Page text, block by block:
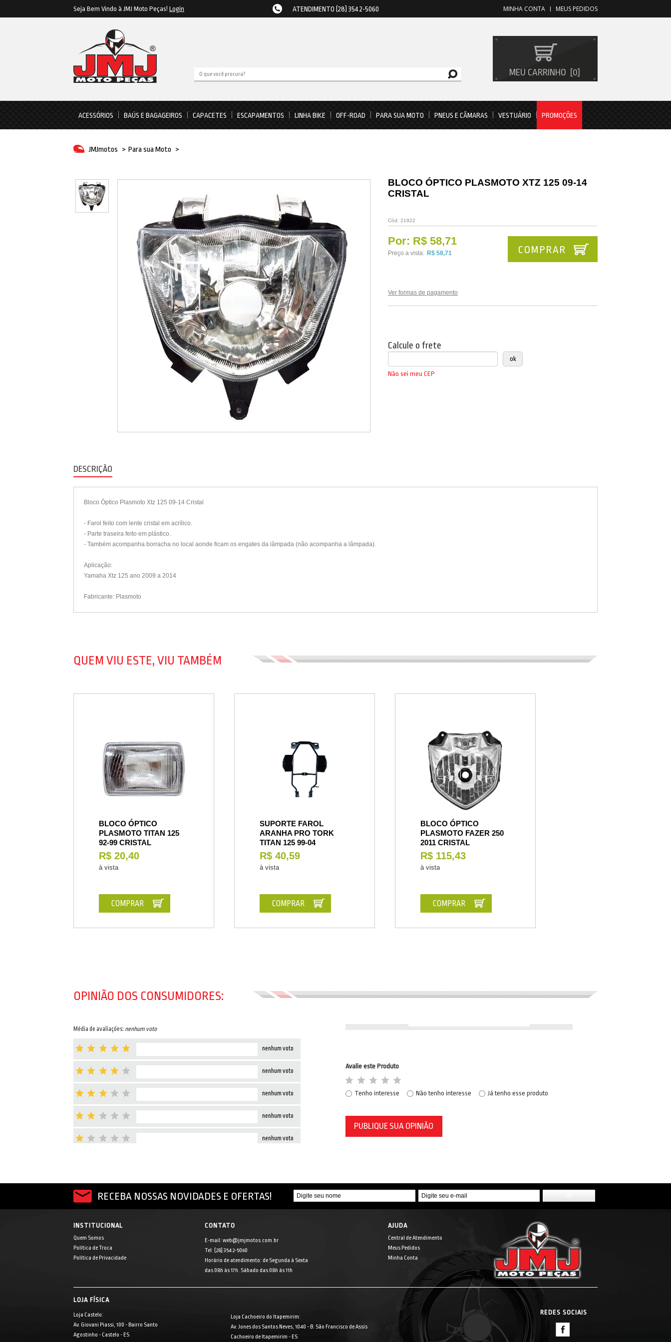
Seja Bem Vindo à JMJ Moto Peças! Login ATENDIMENTO (28) 3542-5060 MEUS PEDIDOS
MINHA CONTA
MEU CARRINHO 0
ACESSÓRIOS BAÚS E BAGAGEIROS CAPACETES ESCAPAMENTOS LINHA BIKE OFF-ROAD PARA SUA MOTO PNEUS E CÂMARAS VESTUÁRIO PROMOÇÕES
JMJmotos > Para sua Moto >
BLOCO ÓPTICO PLASMOTO XTZ 125 09-14
CRISTAL
Cód: 21922
Por: R$ 58,71
Preço a vista: R$ 58,71
Ver formas de pagamento
COMPRAR
Calcule o frete
Não sei meu CEP
DESCRIÇÃO
Bloco Óptico Plasmoto Xtz 125 09-14 Cristal
- Farol feito com lente cristal em acrílico.
- Parte traseira feito em plástico.
- Também acompanha borracha no local aonde ficam os engates da lâmpada (não acompanha a lâmpada).
Aplicação:
Yamaha Xtz 125 ano 2009 a 2014
Fabricante: Plasmoto
QUEM VIU ESTE, VIU TAMBÉM
BLOCO ÓPTICO
PLASMOTO TITAN 125
92-99 CRISTAL
R$ 20,40
à vista
COMPRAR
SUPORTE FAROL
ARANHA PRO TORK
TITAN 125 99-04
R$ 40,59
à vista
COMPRAR
BLOCO ÓPTICO
PLASMOTO FAZER 250
2011 CRISTAL
R$ 115,43
à vista
COMPRAR
OPINIÃO DOS CONSUMIDORES:
Média de avaliações: nenhum voto
nenhum voto
nenhum voto
nenhum voto
nenhum voto
nenhum voto
Avalie este Produto
Tenho interesse Não tenho interesse Já tenho esse produto
PUBLIQUE SUA OPINIÃO
RECEBA NOSSAS NOVIDADES E OFERTAS!
INSTITUCIONAL
Quem Somos
Política de Troca
Política de Privacidade
CONTATO
E-mail: web@jmjmotos.com.br
Tel: [28] 3542-5060
Horário de atendimento: de Segunda à Sexta
das 08h às 17h. Sábado das 08h às 11h
AJUDA
Central de Atendimento
Meus Pedidos
Minha Conta
LOJA FÍSICA
Loja Castelo:
Av. Giovani Piassi, 100 - Bairro Santo
Agostinho - Castelo - ES
Loja Cachoeiro do Itapemirim:
Av. Jones dos Santos Neves, 1040 - B. São Francisco de Assis
Cachoeiro de Itapemirim - ES
REDES SOCIAIS